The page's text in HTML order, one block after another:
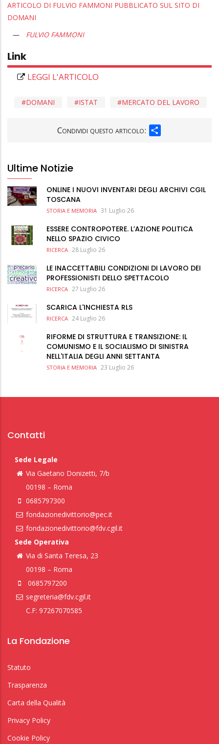
ARTICOLO DI FULVIO FAMMONI PUBBLICATO SUL SITO DI
DOMANI
FULVIO FAMMONI
Link
LEGGI L'ARTICOLO
MERCATO DEL LAVORO
ISTAT
DOMANI
Condividi questo articolo:
Ultime Notizie
ONLINE I NUOVI INVENTARI DEGLI ARCHIVI CGIL
TOSCANA
STORIA E MEMORIA 31 Luglio 26
ESSERE CONTROPOTERE. L’AZIONE POLITICA
NELLO SPAZIO CIVICO
RICERCA 28 Luglio 26
LE INACCETTABILI CONDIZIONI DI LAVORO DEI
PROFESSIONISTI DELLO SPETTACOLO
RICERCA 27 Luglio 26
SCARICA L'INCHIESTA RLS
RICERCA 24 Luglio 26
RIFORME DI STRUTTURA E TRANSIZIONE: IL
COMUNISMO E IL SOCIALISMO DI SINISTRA
NELL'ITALIA DEGLI ANNI SETTANTA
STORIA E MEMORIA 23 Luglio 26
Contatti
Sede Legale
Via Gaetano Donizetti, 7/b
00198 – Roma
0685797300
fondazionedivittorio@pec.it
fondazionedivittorio@fdv.cgil.it
Sede Operativa
Via di Santa Teresa, 23
00198 – Roma
0685797200
segreteria@fdv.cgil.it
C.F: 97267070585
La Fondazione
Statuto
Trasparenza
Carta della Qualità
Privacy Policy
Cookie Policy